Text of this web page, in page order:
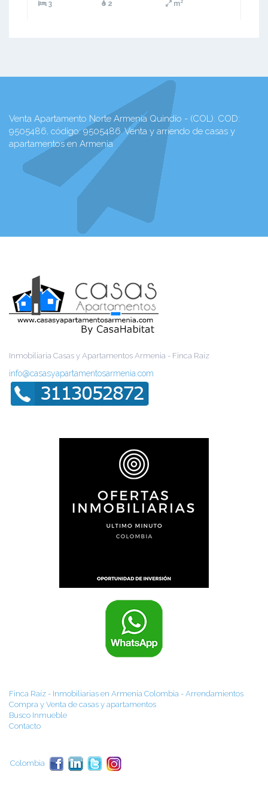
3 2 m²
Venta Apartamento Norte Armenia Quindío - (COL). COD:
9505486, código: 9505486. Venta y arriendo de casas y
apartamentos en Armenia
Inmobiliaria Casas y Apartamentos Armenia - Finca Raíz
info@casasyapartamentosarmenia.com
Finca Raíz - Inmobiliarias en Armenia Colombia - Arrendamientos
Compra y Venta de casas y apartamentos
Busco Inmueble
Contacto
Colombia